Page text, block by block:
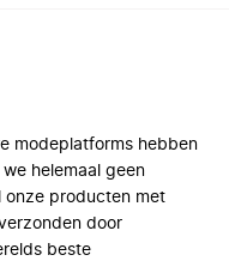
modeplatforms hebben
helemaal geen
onze producten met
door
beste